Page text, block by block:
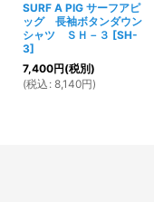
SURF A PIG サーフアピ
ッグ 長袖ボタンダウン
シャツ ＳＨ－３ [SH-
3]
7,400円(税別)
(税込 : 8,140円)